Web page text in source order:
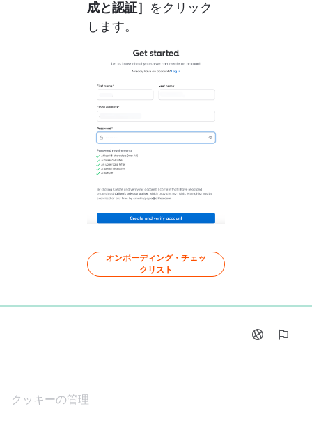
成と認証］ をクリック
します。
オンボーディング・チェッ
クリスト
0%
クッキーの管理